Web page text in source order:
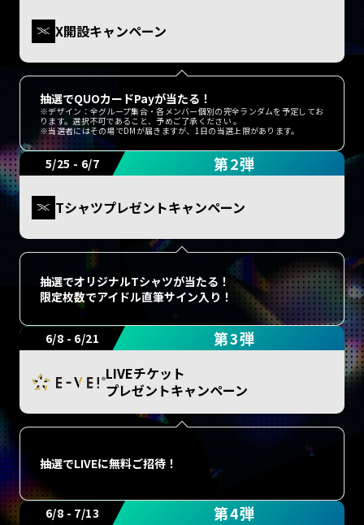
X開設キャンペーン
抽選でQUOカードPayが当たる！
※デザイン：全グループ集合・各メンバー個別の完全ランダムを予定してお
ります。選択不可であること、予めご了承ください 。
※当選者にはその場でDMが届きますが、1日の当選上限があります。
5/25 - 6/7 第2弾
Tシャツプレゼントキャンペーン
抽選でオリジナルTシャツが当たる！
限定枚数でアイドル直筆サイン入り！
6/8 - 6/21 第3弾
LIVEチケット
プレゼントキャンペーン
抽選でLIVEに無料ご招待！
6/8 - 7/13 第4弾